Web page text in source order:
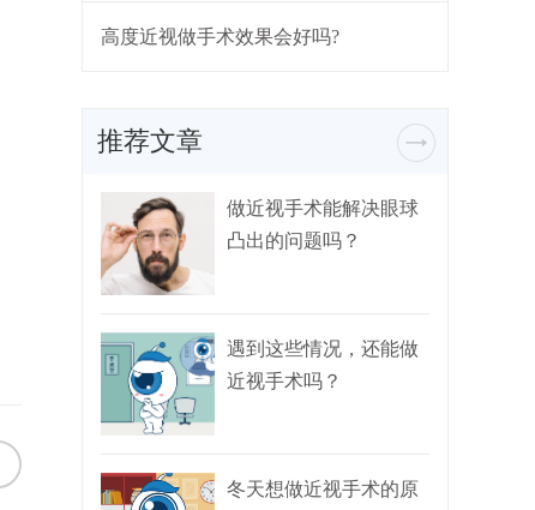
高度近视做手术效果会好吗?
推荐文章
做近视手术能解决眼球
凸出的问题吗？
遇到这些情况，还能做
近视手术吗？
冬天想做近视手术的原